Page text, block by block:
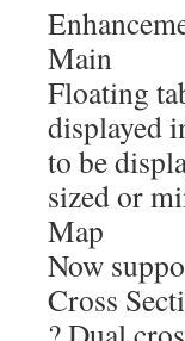
Main
Floating
displayed
to be
sized or
Map
Now
Cross